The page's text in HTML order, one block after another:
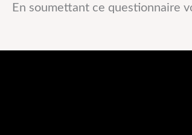
En soumettant ce questionnaire